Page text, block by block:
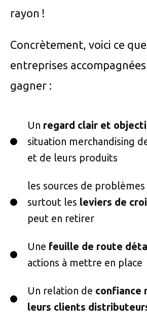
rayon !
Concrètement, voici ce
entreprises
gagner :
Un regard clair et
situation merchandising
et de leurs produits
les sources de
surtout les leviers de
peut en retirer
Une feuille de route
actions à mettre en place
Un relation de confiance
leurs clients